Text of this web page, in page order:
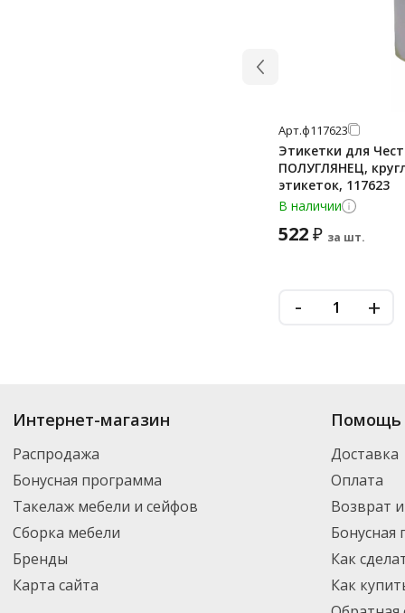
Арт.ф117623
Этикетки для
ПОЛУГЛЯНЕЦ,
этикеток, 117623
В наличии
522₽ за шт.
- +
Купить
. В
Вы можете выбрать нужный товар и добавить его в корзину для
партнерской транспортной компанией DPD. Для постоянных
Интернет-магазин
Распродажа
Бонусная программа
Такелаж мебели и сейфов
Сборка мебели
Бренды
Карта сайта
Помощь
Доставка
Оплата
Возврат
Бонусная
Как
Как